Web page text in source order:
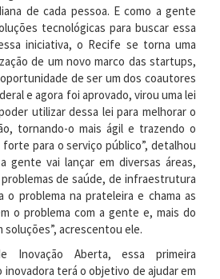
de cada pessoa. E como a gente
tecnológicas para buscar essa
iniciativa, o Recife se torna uma
de um novo marco das startups,
de ser um dos coautores
e agora foi aprovado, virou uma lei
utilizar dessa lei para melhorar o
tornando-o mais ágil e trazendo o
para o serviço público”, detalhou
gente vai lançar em diversas áreas,
de saúde, de infraestrutura
o problema na prateleira e chama as
o problema com a gente e, mais do
acrescentou ele.
Inovação Aberta, essa primeira
terá o objetivo de ajudar em